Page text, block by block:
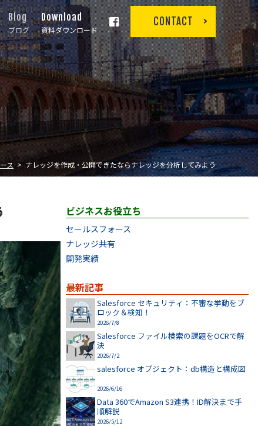
Blog
ブログ
Download
資料ダウンロード
CONTACT
ス ナレッジを作成・公開できたならナレッジを分析してみよう
ビジネスお役立ち
セールスフォース
ナレッジ共有
開発実績
最新記事
Salesforce セキュリティ：不審な挙動をブ
ロック＆検知！
2026/7/8
Salesforce ファイル検索の課題をOCRで解
決
2026/7/2
salesforce オブジェクト：db構造と構成図
2026/6/16
Data 360でAmazon S3連携！ID解決まで手
順解説
2026/5/12